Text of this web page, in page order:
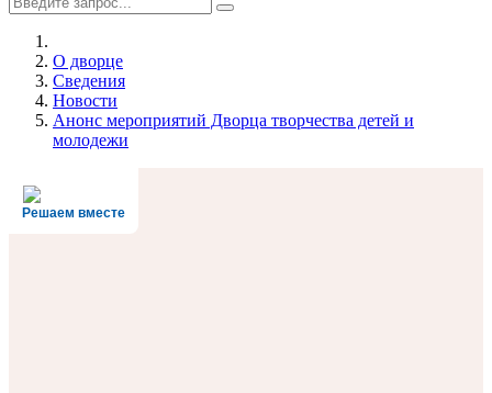
О дворце
Сведения
Новости
Анонс мероприятий Дворца творчества детей и
молодежи
Решаем вместе